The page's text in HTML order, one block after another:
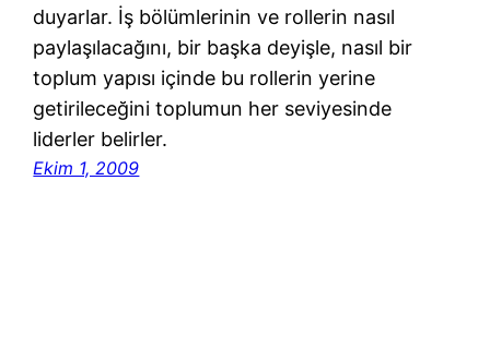
duyarlar. İş bölümlerinin ve rollerin nasıl
paylaşılacağını, bir başka deyişle, nasıl bir
toplum yapısı içinde bu rollerin yerine
getirileceğini toplumun her seviyesinde
liderler belirler.
Ekim 1, 2009